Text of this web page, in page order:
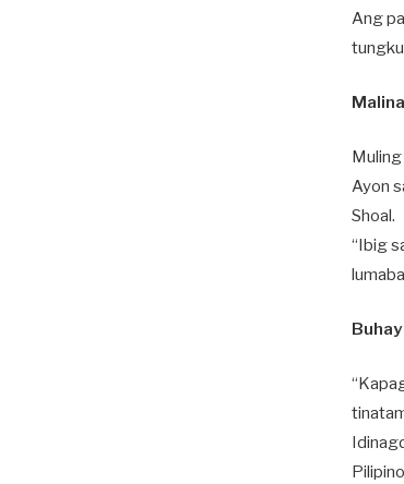
Ang
Ayon
Shoal.
“Ibig